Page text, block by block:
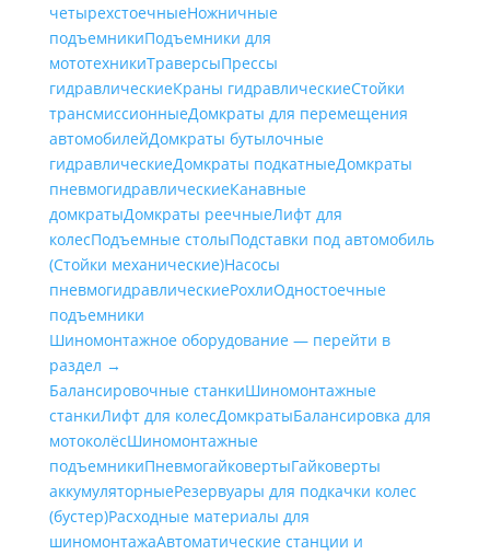
четырехстоечныеНожничные
подъемникиПодъемники для
мототехникиТраверсыПрессы
гидравлическиеКраны гидравлическиеСтойки
трансмиссионныеДомкраты для перемещения
автомобилейДомкраты бутылочные
гидравлическиеДомкраты подкатныеДомкраты
пневмогидравлическиеКанавные
домкратыДомкраты реечныеЛифт для
колесПодъемные столыПодставки под автомобиль
(Стойки механические)Насосы
пневмогидравлическиеРохлиОдностоечные
подъемники
Шиномонтажное оборудование — перейти в
раздел →
Балансировочные станкиШиномонтажные
станкиЛифт для колесДомкратыБалансировка для
мотоколёсШиномонтажные
подъемникиПневмогайковертыГайковерты
аккумуляторныеРезервуары для подкачки колес
(бустер)Расходные материалы для
шиномонтажаАвтоматические станции и